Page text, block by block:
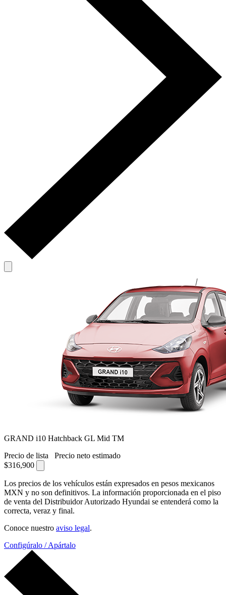
GRAND i10 Hatchback GL Mid TM
Precio de lista
Precio neto estimado
$316,900
Los precios de los vehículos están expresados en pesos mexicanos
MXN y no son definitivos. La información proporcionada en el piso
de venta del Distribuidor Autorizado Hyundai se entenderá como la
correcta, veraz y final.
Conoce nuestro aviso legal.
Configúralo / Apártalo